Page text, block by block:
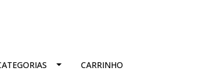
CARRINHO